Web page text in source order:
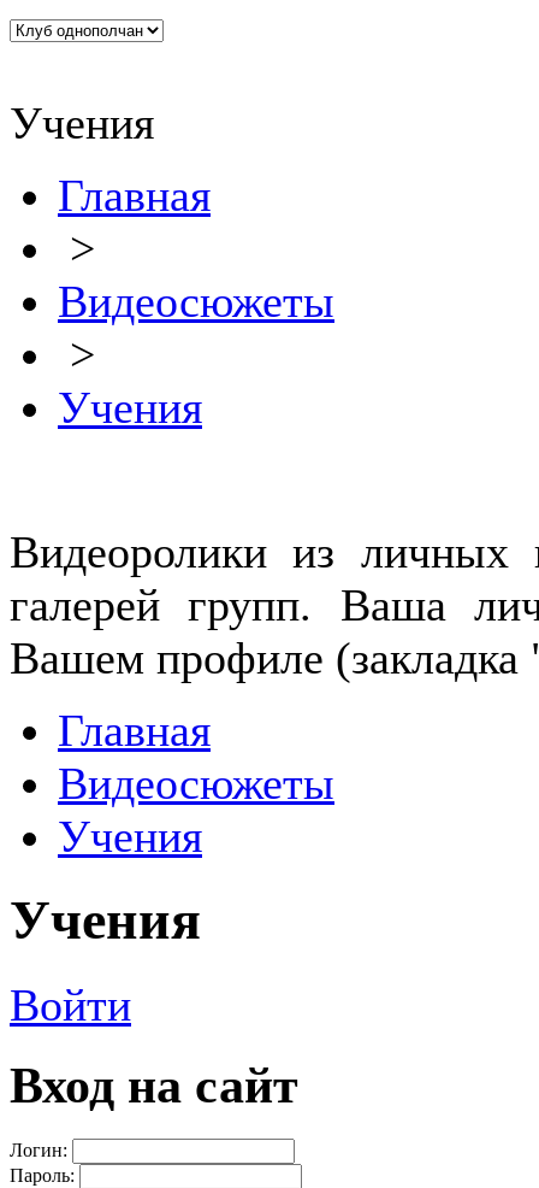
Учения
Главная
>
Видеосюжеты
>
Учения
Видеоролики из личных
галерей групп. Ваша
Вашем профиле
Главная
Видеосюжеты
Учения
Учения
Войти
Вход на сайт
Логин:
Пароль: